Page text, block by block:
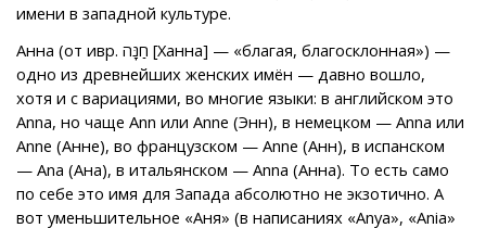
имени в западной культуре.
Анна (от ивр. חַנָּה [Ханна] — «благая, благосклонная») —
одно из древнейших женских имён — давно вошло,
хотя и с вариациями, во многие языки: в английском это
Anna, но чаще Ann или Anne (Энн), в немецком — Anna или
Anne (Анне), во французском — Anne (Анн), в испанском
— Ana (Ана), в итальянском — Anna (Анна). То есть само
по себе это имя для Запада абсолютно не экзотично. А
вот уменьшительное «Аня» (в написаниях «Anya», «Ania»